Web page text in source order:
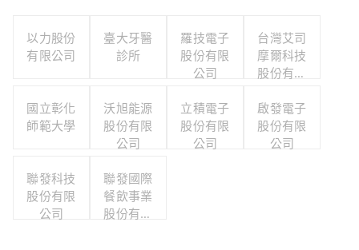
以力股份
有限公司
臺大牙醫
診所
羅技電子
股份有限
公司
台灣艾司
摩爾科技
股份有限
國立彰化
師範大學
沃旭能源
股份有限
公司
立積電子
股份有限
公司
啟發電子
股份有限
公司
聯發科技
股份有限
公司
聯發國際
餐飲事業
股份有限